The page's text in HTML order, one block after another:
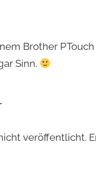
Brother PTouch
Sinn.
veröffentlicht.